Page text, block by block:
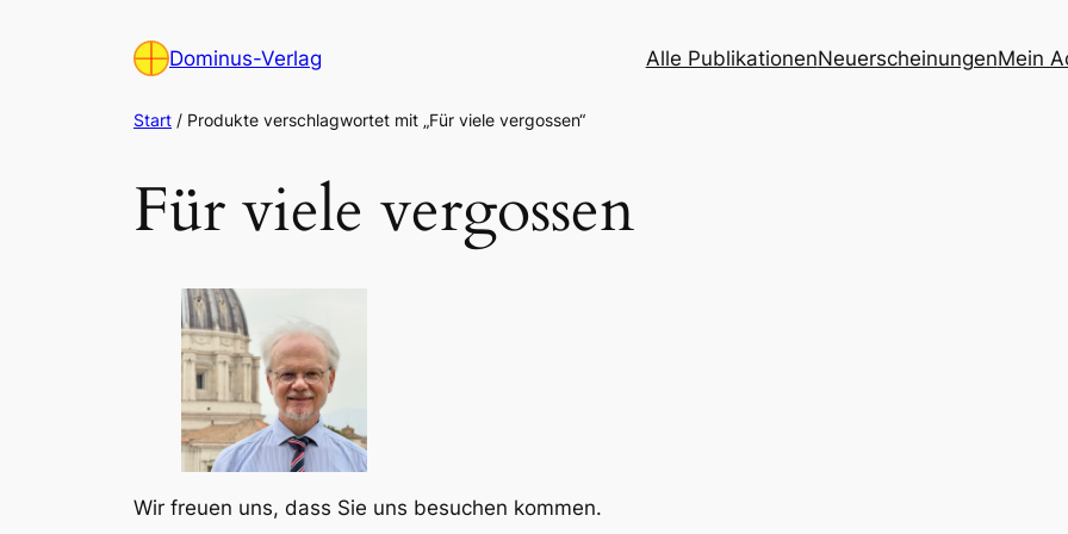
Dominus-Verlag Alle PublikationenNeuerscheinungenMein
Start / Produkte verschlagwortet mit „Für viele vergossen“
Für viele vergossen
Wir freuen uns, dass Sie uns besuchen kommen.